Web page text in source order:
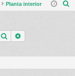
nti ist
Planta interior
r
Buscar